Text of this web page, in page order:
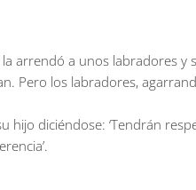
arrendó a unos labradores y
Pero los labradores,
diciéndose: ‘Tendrán